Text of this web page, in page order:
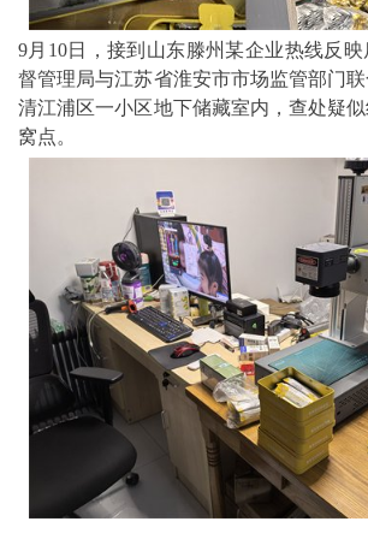
9月10日，接到山东滕州某企业热线反
督管理局与江苏省淮安市市场监管部门
清江浦区一小区地下储藏室内，查处疑
窝点。